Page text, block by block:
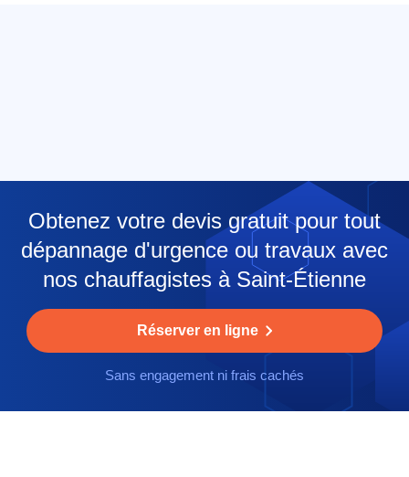
Obtenez votre devis gratuit pour tout
dépannage d'urgence ou travaux avec
nos chauffagistes à Saint-Étienne
Réserver en ligne
Sans engagement ni frais cachés